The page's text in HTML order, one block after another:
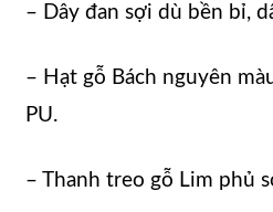
– Dây đan sợi dù bền bỉ,
– Hạt gỗ Bách nguyên
PU.
– Thanh treo gỗ Lim phủ